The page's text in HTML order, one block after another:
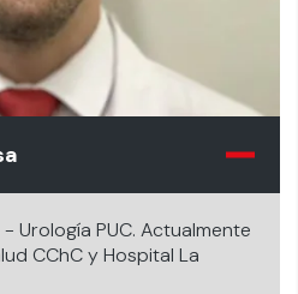
- Urología PUC. Actualmente
CChC y Hospital La